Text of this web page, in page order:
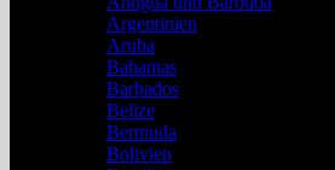
Argentinien
Aruba
Bahamas
Barbados
Belize
Bermuda
Bolivien